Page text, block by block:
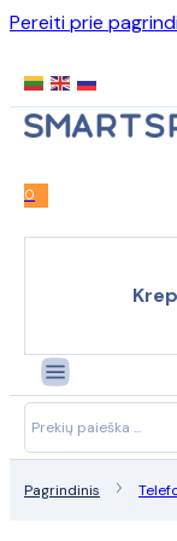
Pereiti prie
0
Search
...
Pagrindinis